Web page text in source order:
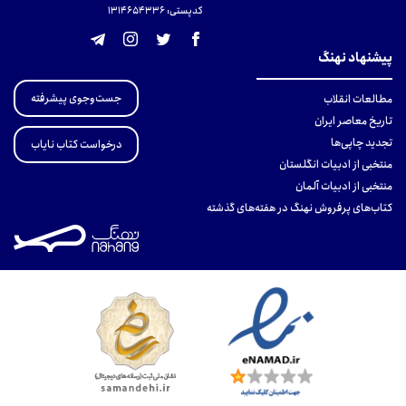
کدپستی: 131465433۶
پیشنهاد نهنگ
مطالعات انقلاب
تاریخ معاصر ایران
تجدید چاپی‌ها
منتخبی از ادبیات انگلستان
منتخبی از ادبیات آلمان
کتاب‌های پرفروش نهنگ در هفته‌های گذشته
جست‌وجوی پیشرفته
درخواست کتاب نایاب